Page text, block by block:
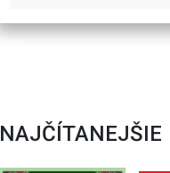
NAJČÍTANEJŠIE